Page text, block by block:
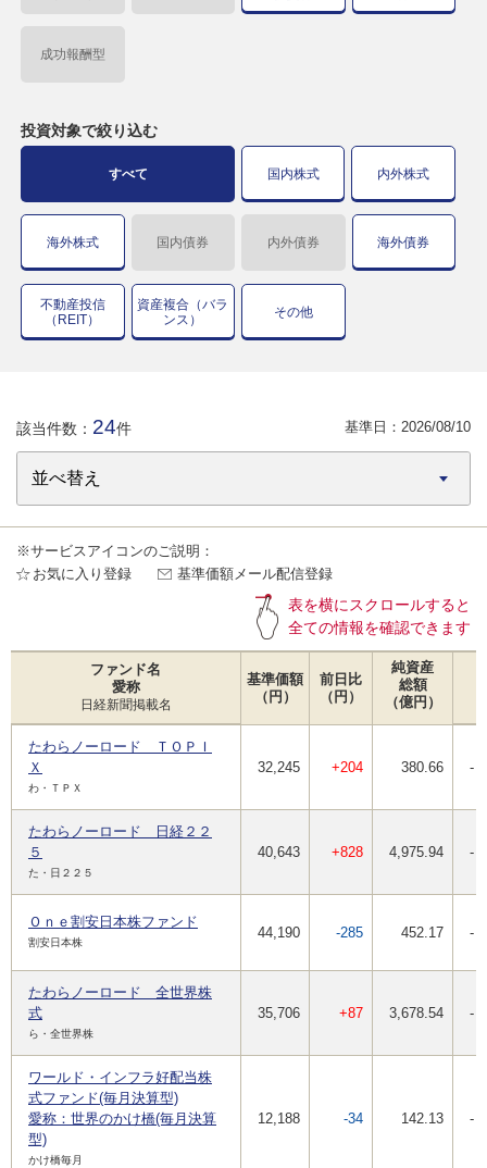
成功報酬型
投資対象で絞り込む
すべて 国内株式 内外株式
海外株式 国内債券 内外債券 海外債券
不動産投信
（REIT）
資産複合（バラ
ンス）
その他
該当件数： 24件 基準日： 2026/08/10
※サービスアイコンのご説明：
お気に入り登録
基準価額メール配信登録
表を横にスクロールすると
全ての情報を確認できます
ファンド名
愛称
日経新聞掲載名
基準価額
（円）
前日比
（円）
純資産
総額
（億円）
たわらノーロード ＴＯＰＩ
Ｘ
わ・ＴＰＸ
32,245 +204 380.66 -
たわらノーロード 日経２２
５
た・日２２５
40,643 +828 4,975.94 -
Ｏｎｅ割安日本株ファンド
割安日本株
44,190 -285 452.17 -
たわらノーロード 全世界株
式
ら・全世界株
35,706 +87 3,678.54 -
ワールド・インフラ好配当株
式ファンド(毎月決算型)
愛称：世界のかけ橋(毎月決算
型)
かけ橋毎月
12,188 -34 142.13 -